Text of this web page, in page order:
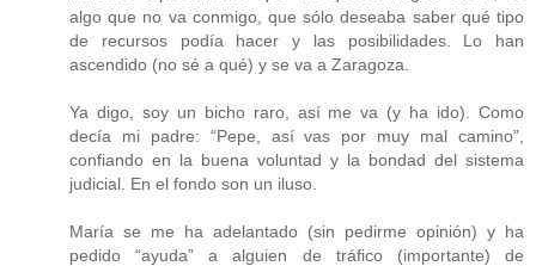
algo que no va conmigo, que sólo deseaba saber qué tipo
de recursos podía hacer y las posibilidades. Lo han
ascendido (no sé a qué) y se va a Zaragoza.
Ya digo, soy un bicho raro, así me va (y ha ido). Como
decía mi padre: “Pepe, así vas por muy mal camino”,
confiando en la buena voluntad y la bondad del sistema
judicial. En el fondo son un iluso.
María se me ha adelantado (sin pedirme opinión) y ha
pedido “ayuda” a alguien de tráfico (importante) de